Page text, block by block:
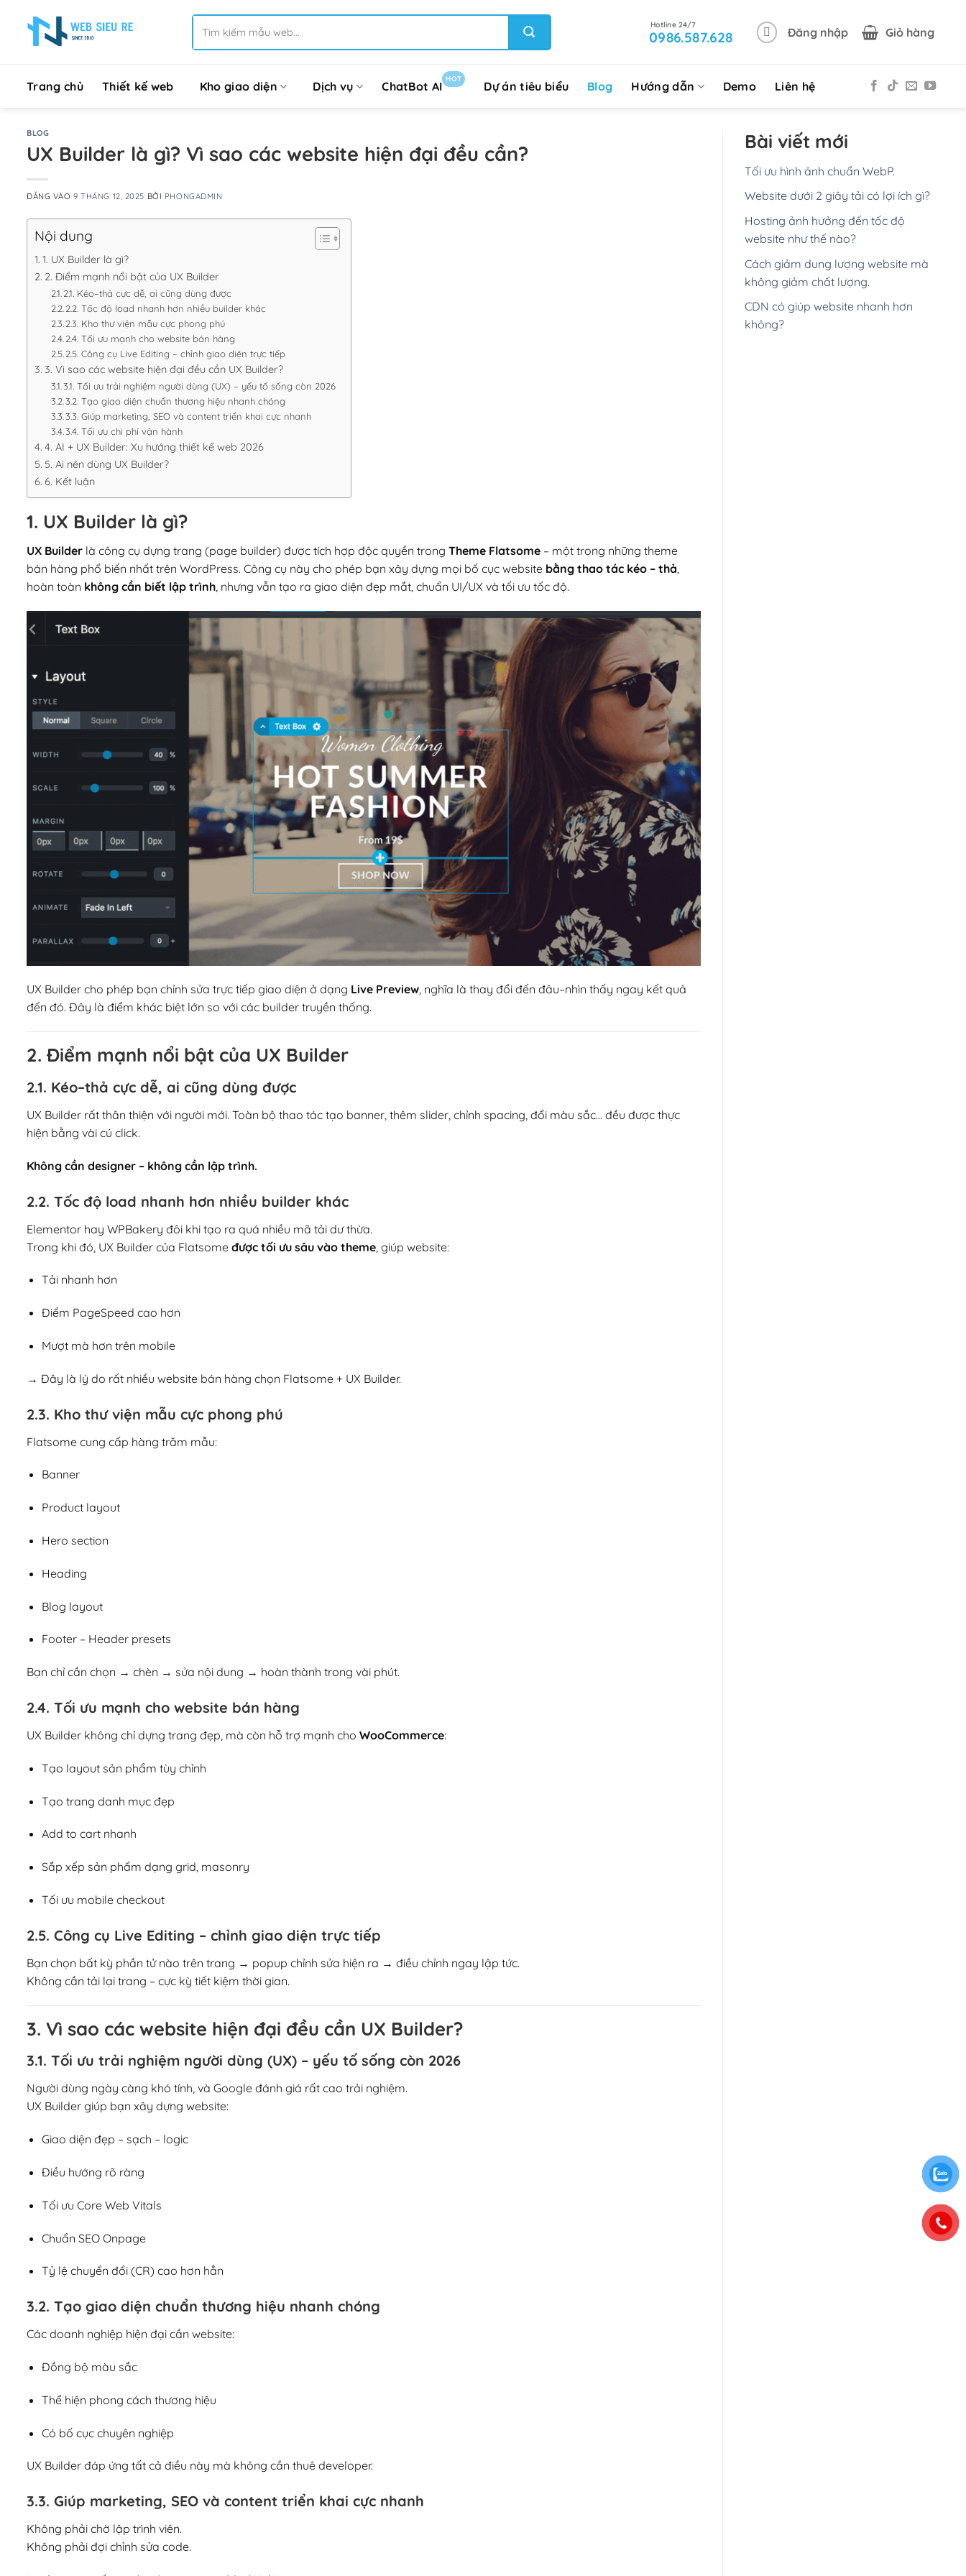
kiếm:
0986.587.628 Đăng nhập Giỏ hàng
Trang chủ Thiết kế web Kho giao diện Dịch vụ ChatBot AI
HOT
Dự án tiêu biểu Blog Hướng dẫn Demo Liên hệ
BLOG
UX Builder là gì? Vì sao các website hiện đại đều cần?
ĐĂNG VÀO9 THÁNG 12, 2025 BỞI PHONGADMIN
Nội dung
1. UX Builder là gì?
2. Điểm mạnh nổi bật của UX Builder
2.1. Kéo–thả cực dễ, ai cũng dùng được
2.2. Tốc độ load nhanh hơn nhiều builder khác
2.3. Kho thư viện mẫu cực phong phú
2.4. Tối ưu mạnh cho website bán hàng
2.5. Công cụ Live Editing – chỉnh giao diện trực tiếp
3. Vì sao các website hiện đại đều cần UX Builder?
3.1. Tối ưu trải nghiệm người dùng (UX) – yếu tố sống còn 2026
3.2. Tạo giao diện chuẩn thương hiệu nhanh chóng
3.3. Giúp marketing, SEO và content triển khai cực nhanh
3.4. Tối ưu chi phí vận hành
4. AI + UX Builder: Xu hướng thiết kế web 2026
5. Ai nên dùng UX Builder?
6. Kết luận
1. UX Builder là gì?
UX Builder là công cụ dựng trang (page builder) được tích hợp độc quyền trong Theme Flatsome – một trong những theme
bán hàng phổ biến nhất trên WordPress. Công cụ này cho phép bạn xây dựng mọi bố cục website bằng thao tác kéo – thả,
hoàn toàn không cần biết lập trình, nhưng vẫn tạo ra giao diện đẹp mắt, chuẩn UI/UX và tối ưu tốc độ.
UX Builder cho phép bạn chỉnh sửa trực tiếp giao diện ở dạng Live Preview, nghĩa là thay đổi đến đâu–nhìn thấy ngay kết quả
đến đó. Đây là điểm khác biệt lớn so với các builder truyền thống.
2. Điểm mạnh nổi bật của UX Builder
2.1. Kéo–thả cực dễ, ai cũng dùng được
UX Builder rất thân thiện với người mới. Toàn bộ thao tác tạo banner, thêm slider, chỉnh spacing, đổi màu sắc… đều được thực
hiện bằng vài cú click.
Không cần designer – không cần lập trình.
2.2. Tốc độ load nhanh hơn nhiều builder khác
Elementor hay WPBakery đôi khi tạo ra quá nhiều mã tải dư thừa.
Trong khi đó, UX Builder của Flatsome được tối ưu sâu vào theme , giúp website:
Tải nhanh hơn
Điểm PageSpeed cao hơn
Mượt mà hơn trên mobile
→ Đây là lý do rất nhiều website bán hàng chọn Flatsome + UX Builder.
2.3. Kho thư viện mẫu cực phong phú
Flatsome cung cấp hàng trăm mẫu:
Banner
Product layout
Hero section
Heading
Blog layout
Footer – Header presets
Bạn chỉ cần chọn → chèn → sửa nội dung → hoàn thành trong vài phút.
2.4. Tối ưu mạnh cho website bán hàng
UX Builder không chỉ dựng trang đẹp, mà còn hỗ trợ mạnh cho WooCommerce:
Tạo layout sản phẩm tùy chỉnh
Tạo trang danh mục đẹp
Add to cart nhanh
Sắp xếp sản phẩm dạng grid, masonry
Tối ưu mobile checkout
2.5. Công cụ Live Editing – chỉnh giao diện trực tiếp
Bạn chọn bất kỳ phần tử nào trên trang → popup chỉnh sửa hiện ra → điều chỉnh ngay lập tức.
Không cần tải lại trang – cực kỳ tiết kiệm thời gian.
3. Vì sao các website hiện đại đều cần UX Builder?
3.1. Tối ưu trải nghiệm người dùng (UX) – yếu tố sống còn 2026
Người dùng ngày càng khó tính, và Google đánh giá rất cao trải nghiệm.
UX Builder giúp bạn xây dựng website:
Giao diện đẹp – sạch – logic
Điều hướng rõ ràng
Tối ưu Core Web Vitals
Chuẩn SEO Onpage
Tỷ lệ chuyển đổi (CR) cao hơn hẳn
3.2. Tạo giao diện chuẩn thương hiệu nhanh chóng
Các doanh nghiệp hiện đại cần website:
Đồng bộ màu sắc
Thể hiện phong cách thương hiệu
Có bố cục chuyên nghiệp
UX Builder đáp ứng tất cả điều này mà không cần thuê developer.
3.3. Giúp marketing, SEO và content triển khai cực nhanh
Không phải chờ lập trình viên.
Không phải đợi chỉnh sửa code.
Bài viết mới
Tối ưu hình ảnh chuẩn WebP.
Website dưới 2 giây tải có lợi ích gì?
Hosting ảnh hưởng đến tốc độ
website như thế nào?
Cách giảm dung lượng website mà
không giảm chất lượng.
CDN có giúp website nhanh hơn
không?